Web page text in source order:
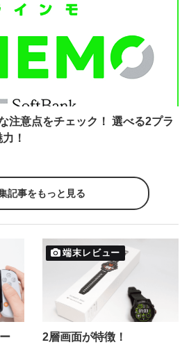
注意点をチェック！ 選べる2プラ
！
記事をもっと見る
端末レビュー
2層画面が特徴！